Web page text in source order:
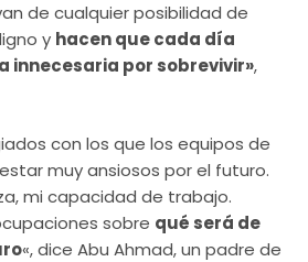
de cualquier posibilidad de
y hacen que cada día
innecesaria por sobrevivir»,
con los que los equipos de
muy ansiosos por el futuro.
mi capacidad de trabajo.
sobre qué será de
«, dice Abu Ahmad, un padre de